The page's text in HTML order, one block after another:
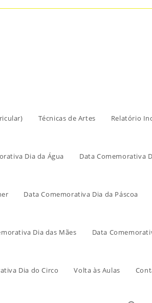
Técnicas de Artes Relatório
Dia da Água Data Comemorativa
Data Comemorativa Dia da Páscoa
Dia das Mães Data
Dia do Circo Volta às Aulas